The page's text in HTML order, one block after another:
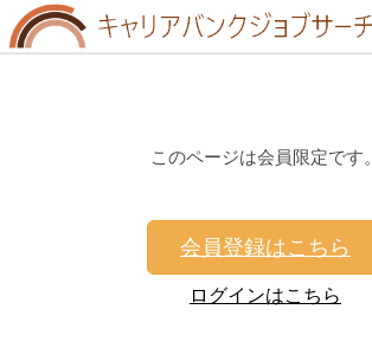
このページは会員限定です。
会員登録はこちら
ログインはこちら